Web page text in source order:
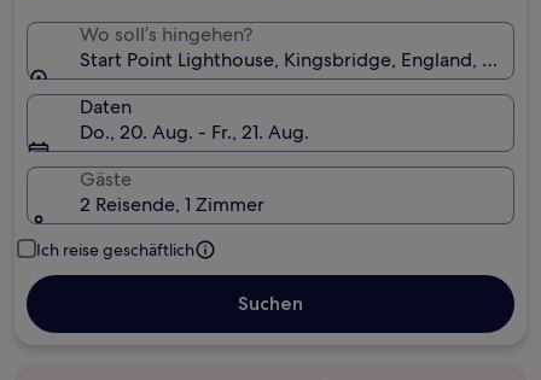
Wo soll’s hingehen?
Start Point Lighthouse, Kingsbridge, England,
Daten
Do., 20. Aug. - Fr., 21. Aug.
Gäste
2 Reisende, 1 Zimmer
Ich reise geschäftlich
Suchen